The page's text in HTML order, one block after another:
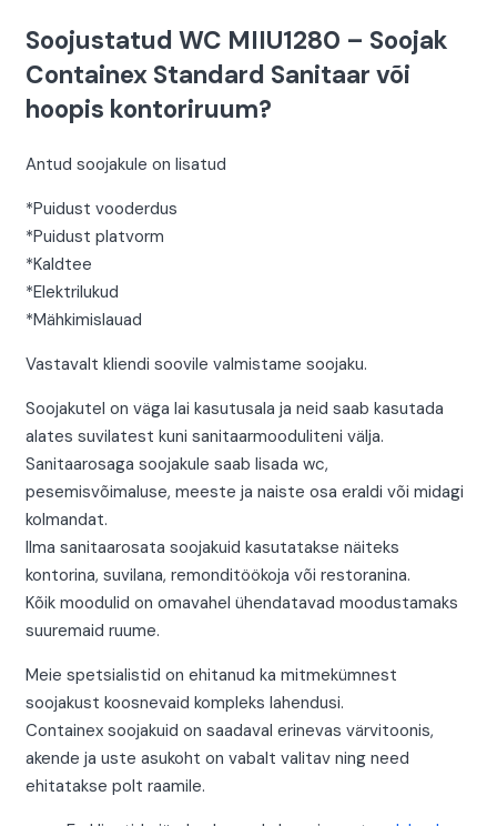
Soojustatud WC MIIU1280 – Soojak
Containex Standard Sanitaar või
hoopis kontoriruum?
Antud soojakule on lisatud
*Puidust vooderdus
*Puidust platvorm
*Kaldtee
*Elektrilukud
*Mähkimislauad
Vastavalt kliendi soovile valmistame soojaku.
Soojakutel on väga lai kasutusala ja neid saab kasutada
alates suvilatest kuni sanitaarmooduliteni välja.
Sanitaarosaga soojakule saab lisada wc,
pesemisvõimaluse, meeste ja naiste osa eraldi või midagi
kolmandat.
Ilma sanitaarosata soojakuid kasutatakse näiteks
kontorina, suvilana, remonditöökoja või restoranina.
Kõik moodulid on omavahel ühendatavad moodustamaks
suuremaid ruume.
Meie spetsialistid on ehitanud ka mitmekümnest
soojakust koosnevaid kompleks lahendusi.
Containex soojakuid on saadaval erinevas värvitoonis,
akende ja uste asukoht on vabalt valitav ning need
ehitatakse polt raamile.